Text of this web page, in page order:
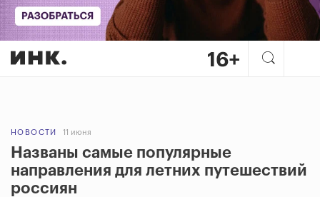
НОВОСТИ 11 июня
Названы самые популярные
направления для летних путешествий
россиян